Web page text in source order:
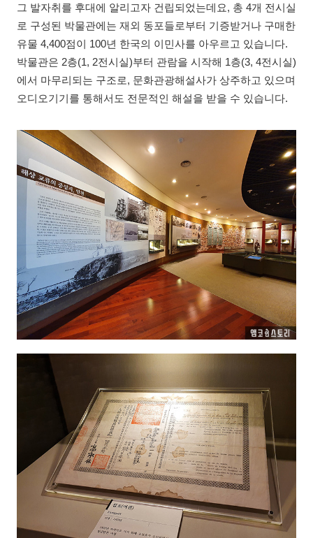
그 발자취를 후대에 알리고자 건립되었는데요, 총 4개 전시실
로 구성된 박물관에는 재외 동포들로부터 기증받거나 구매한
유물 4,400점이 100년 한국의 이민사를 아우르고 있습니다.
박물관은 2층(1, 2전시실)부터 관람을 시작해 1층(3, 4전시실)
에서 마무리되는 구조로, 문화관광해설사가 상주하고 있으며
오디오기기를 통해서도 전문적인 해설을 받을 수 있습니다.